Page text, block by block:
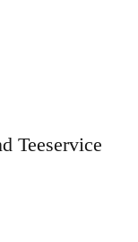
Teeservice